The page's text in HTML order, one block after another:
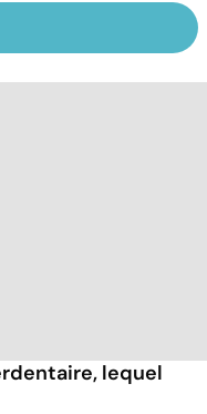
lequel